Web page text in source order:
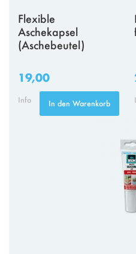
Flexible
Aschekapsel
(Aschebeutel)
19,00
Info In den Warenkorb